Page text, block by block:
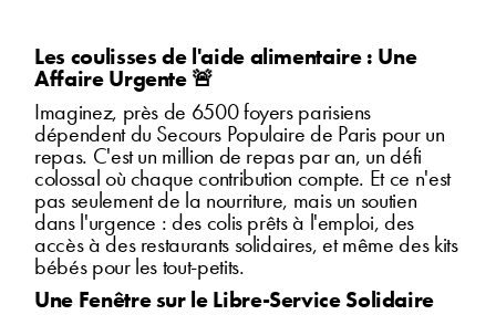
Les coulisses de l'aide alimentaire : Une
Affaire Urgente 🚨
Imaginez, près de 6500 foyers parisiens
dépendent du Secours Populaire de Paris pour un
repas. C'est un million de repas par an, un défi
colossal où chaque contribution compte. Et ce n'est
pas seulement de la nourriture, mais un soutien
dans l'urgence : des colis prêts à l'emploi, des
accès à des restaurants solidaires, et même des kits
bébés pour les tout-petits.
Une Fenêtre sur le Libre-Service Solidaire